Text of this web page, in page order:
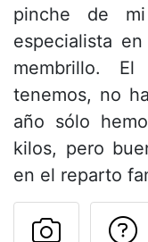
pinche de
especialista
membrillo.
tenemos, no
año sólo
kilos, pero
en el reparto